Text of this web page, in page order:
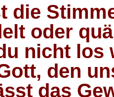
die
oder
nicht los
den
das